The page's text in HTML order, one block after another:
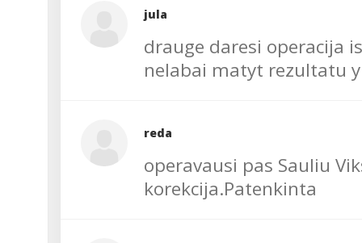
jula
drauge daresi operacija
nelabai matyt rezultatu
reda
operavausi pas Sauliu
korekcija.Patenkinta